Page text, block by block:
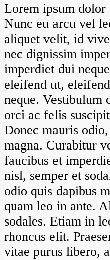
Lorem ipsum dolor
Nunc eu arcu vel
aliquet velit, id
nec dignissim
imperdiet dui
eleifend ut,
neque. Vestibulum
orci ac felis
Donec mauris
magna. Curabitur
faucibus et
nisl, semper et
odio quis dapibus
quam leo in ante.
sodales. Etiam in
rhoncus elit.
vitae purus libero,